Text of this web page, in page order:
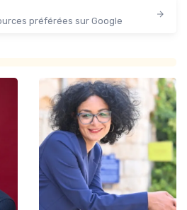
préférées sur Google